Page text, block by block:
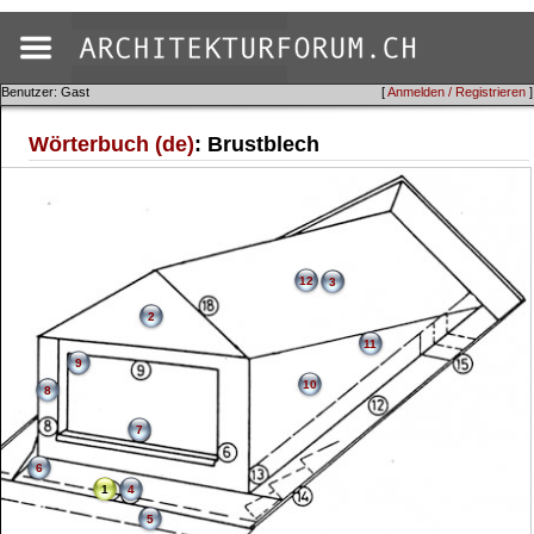
[Anmelden / Registrieren ]
Benutzer: Gast
Wörterbuch (de): Brustblech
1
2
3
4
5
6
7
8
9
10
11
12